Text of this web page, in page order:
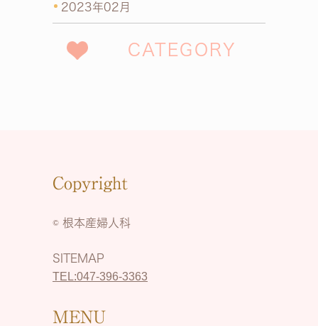
2023年02月
CATEGORY
Copyright
© 根本産婦人科
SITEMAP
TEL:047-396-3363
MENU